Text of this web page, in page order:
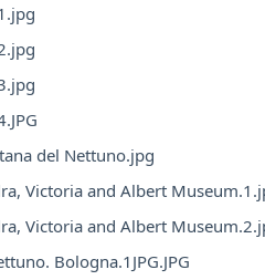
del Nettuno.jpg
Victoria and Albert
Victoria and Albert
Bologna.1JPG.JPG